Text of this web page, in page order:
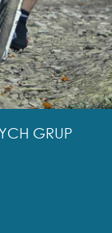
GRUP